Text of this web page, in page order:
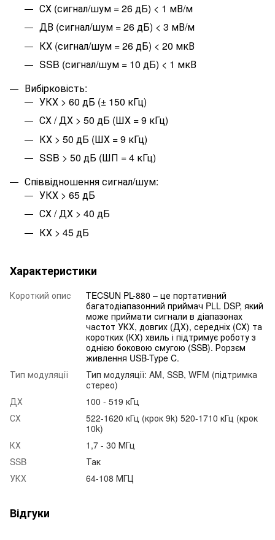
СХ (сигнал/шум = 26 дБ) < 1 мВ/м
ДВ (сигнал/шум = 26 дБ) < 3 мВ/м
КХ (сигнал/шум = 26 дБ) < 20 мкВ
SSB (сигнал/шум = 10 дБ) < 1 мкВ
Вибірковість:
УКХ > 60 дБ (± 150 кГц)
СХ / ДХ > 50 дБ (ШХ = 9 кГц)
КХ > 50 дБ (ШХ = 9 кГц)
SSB > 50 дБ (ШП = 4 кГц)
Співвідношення сигнал/шум:
УКХ > 65 дБ
СХ / ДХ > 40 дБ
КХ > 45 дБ
Характеристики
Короткий опис
TECSUN PL-880 – це портативний
багатодіапазонний приймач PLL DSP, який
може приймати сигнали в діапазонах
частот УКХ, довгих (ДХ), середніх (СХ) та
коротких (КХ) хвиль і підтримує роботу з
однією боковою смугою (SSB). Рорзєм
живлення USB-Type C.
Тип модуляції
Тип модуляції: AM, SSB, WFM (підтримка
стерео)
ДХ
100 - 519 кГц
СХ
522-1620 кГц (крок 9k) 520-1710 кГц (крок
10k)
КХ
1,7 - 30 МГц
SSB
Так
УКХ
64-108 МГЦ
Відгуки